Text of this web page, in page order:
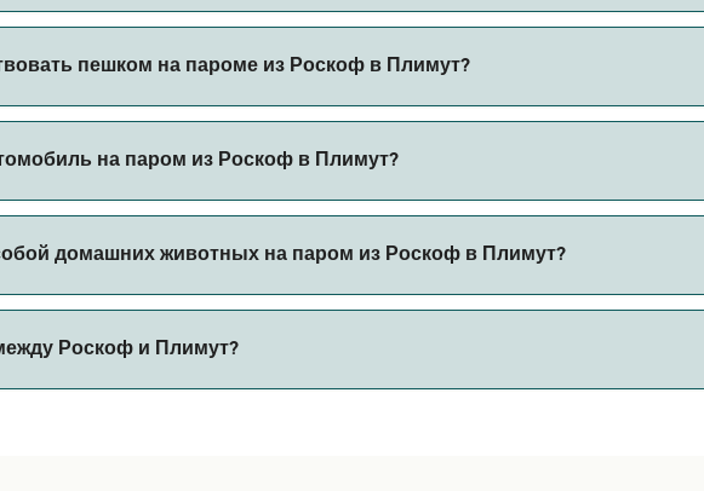
пешком на пароме из Роскоф в Плимут?
на паром из Роскоф в Плимут?
домашних животных на паром из Роскоф в Плимут?
у операторов парома. В настоящее время вы можете брать животных
Роскоф и Плимут?